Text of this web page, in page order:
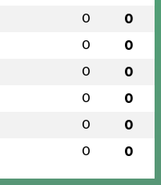
0 0
0 0
0 0
0 0
0 0
0 0